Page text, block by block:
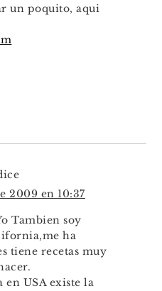
un poquito, aqui
2009 en 10:37
Tambien soy
ha
tiene recetas muy
en USA existe la